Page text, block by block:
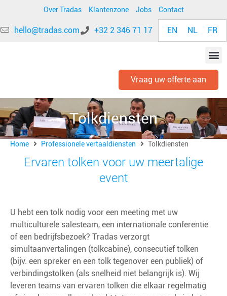
Over Tradas Klantenzone Jobs Contact
hello@tradas.com +32 2 346 71 17 EN NL FR
Vraag uw offerte aan
Tolkdiensten
Home Professionele vertaaldiensten Tolkdiensten
Ervaren tolken voor uw meertalige
event
U hebt een tolk nodig voor een meeting met uw
multiculturele salesteam, een internationale conferentie
of een bedrijfsbezoek? Tradas verzorgt
simultaanvertalingen (tolkcabine), consecutief tolken
(bijv. een spreker en een tolk tegenover een publiek) of
verbindingstolken (als snelheid niet belangrijk is). Wij
leveren teams van ervaren tolken die elkaar regelmatig